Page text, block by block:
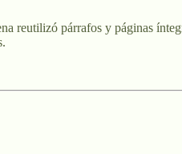
reutilizó párrafos y páginas